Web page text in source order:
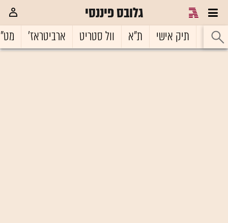
גלובס פיננסי
ראשי תיק אישי ת"א וול סטריט ארביטראז'